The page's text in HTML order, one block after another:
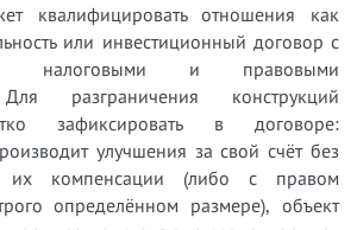
квалифицировать отношения как
или инвестиционный договор с
налоговыми и правовыми
Для разграничения конструкций
зафиксировать в договоре:
улучшения за свой счёт без
их компенсации (либо с правом
определённом размере), объект